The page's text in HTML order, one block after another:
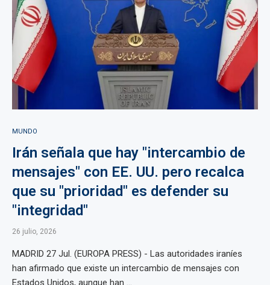
MUNDO
Irán señala que hay "intercambio de
mensajes" con EE. UU. pero recalca
que su "prioridad" es defender su
"integridad"
26 julio, 2026
MADRID 27 Jul. (EUROPA PRESS) - Las autoridades iraníes
han afirmado que existe un intercambio de mensajes con
Estados Unidos, aunque han ...